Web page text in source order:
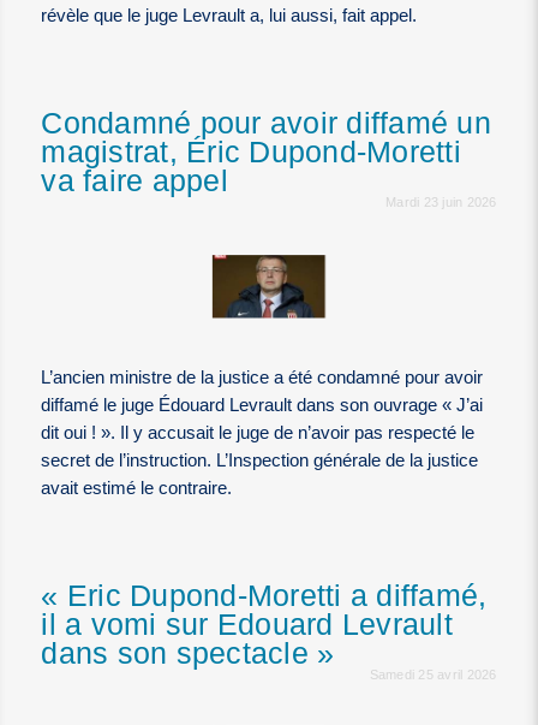
révèle que le juge Levrault a, lui aussi, fait appel.
Condamné pour avoir diffamé un
magistrat, Éric Dupond-Moretti
va faire appel
Mardi 23 juin 2026
L’ancien ministre de la justice a été condamné pour avoir
diffamé le juge Édouard Levrault dans son ouvrage « J’ai
dit oui ! ». Il y accusait le juge de n’avoir pas respecté le
secret de l’instruction. L’Inspection générale de la justice
avait estimé le contraire.
« Eric Dupond-Moretti a diffamé,
il a vomi sur Edouard Levrault
dans son spectacle »
Samedi 25 avril 2026